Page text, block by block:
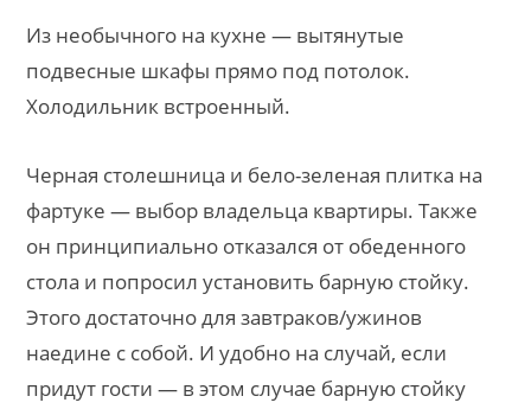
Из необычного на кухне — вытянутые
подвесные шкафы прямо под потолок.
Холодильник встроенный.
Черная столешница и бело-зеленая плитка на
фартуке — выбор владельца квартиры. Также
он принципиально отказался от обеденного
стола и попросил установить барную стойку.
Этого достаточно для завтраков/ужинов
наедине с собой. И удобно на случай, если
придут гости — в этом случае барную стойку